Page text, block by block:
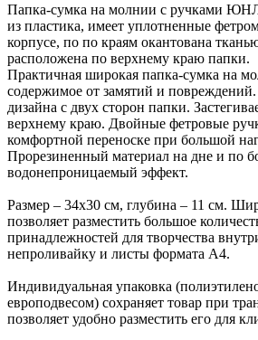
Папка-сумка на молнии с ручками
из пластика, имеет уплотненные
корпусе, по по краям окантована
расположена по верхнему краю папки.
Практичная широкая папка-сумка на
содержимое от замятий и повреждений.
дизайна с двух сторон папки.
верхнему краю. Двойные фетровые
комфортной переноске при большой
Прорезиненный материал на дне и по
водонепроницаемый эффект.
Размер – 34х30 см, глубина – 11 см.
позволяет разместить большое
принадлежностей для творчества
непроливайку и листы формата А4.
Индивидуальная упаковка
европодвесом) сохраняет товар при
позволяет удобно разместить его для